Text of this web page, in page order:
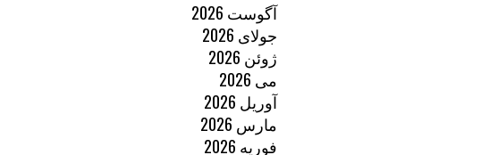
آگوست 2026
جولای 2026
ژوئن 2026
می 2026
آوریل 2026
مارس 2026
فوریه 2026